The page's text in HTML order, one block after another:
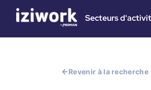
Secteurs
Revenir à la recherche